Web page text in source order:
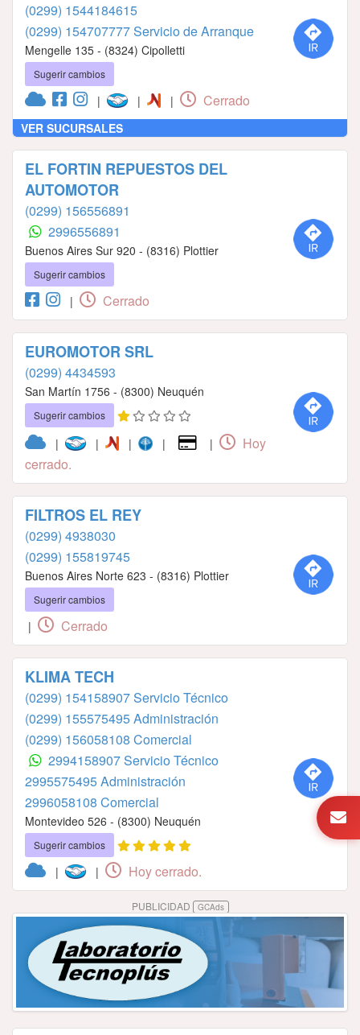
(0299) 1544184615
(0299) 154707777 Servicio de Arranque
Mengelle 135 - (8324) Cipolletti
Sugerir cambios
| | | Cerrado
VER SUCURSALES
EL FORTIN REPUESTOS DEL
AUTOMOTOR
(0299) 156556891
2996556891
Buenos Aires Sur 920 - (8316) Plottier
Sugerir cambios
| Cerrado
EUROMOTOR SRL
(0299) 4434593
San Martín 1756 - (8300) Neuquén
Sugerir cambios
| | | | |
Hoy
cerrado.
FILTROS EL REY
(0299) 4938030
(0299) 155819745
Buenos Aires Norte 623 - (8316) Plottier
Sugerir cambios
| Cerrado
KLIMA TECH
(0299) 154158907 Servicio Técnico
(0299) 155575495 Administración
(0299) 156058108 Comercial
2994158907 Servicio Técnico
2995575495 Administración
2996058108 Comercial
Montevideo 526 - (8300) Neuquén
Sugerir cambios
| | Hoy cerrado.
PUBLICIDAD GCAds